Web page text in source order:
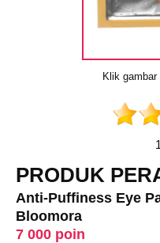
Klik
PRODUK
Anti-Puffiness Eye
Bloomora
7 000 poin